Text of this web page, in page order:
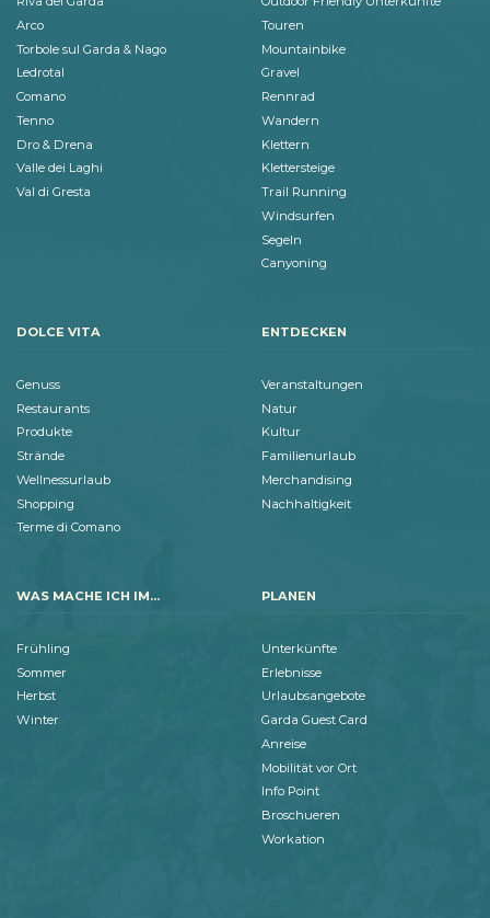
Arco
Torbole sul Garda & Nago
Ledrotal
Comano
Tenno
Dro & Drena
Valle dei Laghi
Val di Gresta
Touren
Mountainbike
Gravel
Rennrad
Wandern
Klettern
Klettersteige
Trail Running
Windsurfen
Segeln
Canyoning
DOLCE VITA
Genuss
Restaurants
Produkte
Strände
Wellnessurlaub
Shopping
Terme di Comano
ENTDECKEN
Veranstaltungen
Natur
Kultur
Familienurlaub
Merchandising
Nachhaltigkeit
WAS MACHE ICH IM...
Frühling
Sommer
Herbst
Winter
PLANEN
Unterkünfte
Erlebnisse
Urlaubsangebote
Garda Guest Card
Anreise
Mobilität vor Ort
Info Point
Broschueren
Workation